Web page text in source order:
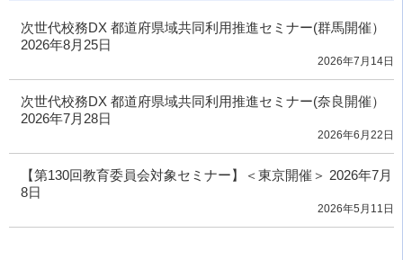
次世代校務DX 都道府県域共同利用推進セミナー(群馬開催）
2026年8月25日
2026年7月14日
次世代校務DX 都道府県域共同利用推進セミナー(奈良開催）
2026年7月28日
2026年6月22日
【第130回教育委員会対象セミナー】＜東京開催＞ 2026年7月
8日
2026年5月11日